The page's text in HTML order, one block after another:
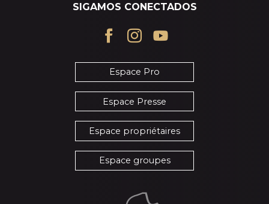
SIGAMOS CONECTADOS
Espace Pro
Espace Presse
Espace propriétaires
Espace groupes